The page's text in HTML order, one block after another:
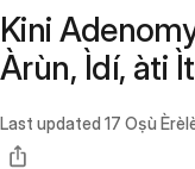
Kini
Àrùn, Ìdí, àti
Last updated 17 Oṣù